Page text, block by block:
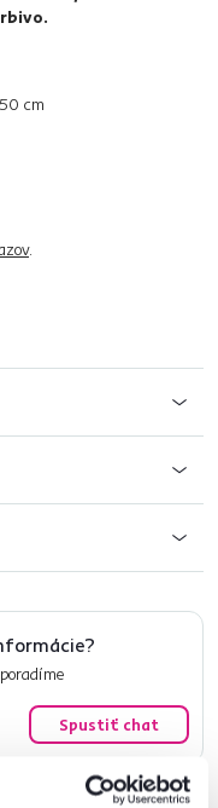
cm
.
Spustiť chat